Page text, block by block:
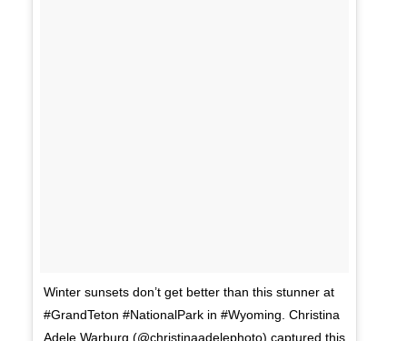
Winter sunsets don’t get better than this stunner at
#GrandTeton #NationalPark in #Wyoming. Christina
Adele Warburg (@christinaadelephoto) captured this